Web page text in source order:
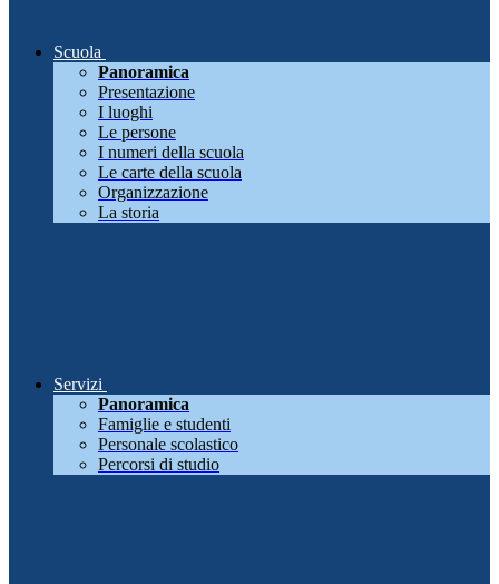
Scuola
Panoramica
Presentazione
I luoghi
Le persone
I numeri della scuola
Le carte della scuola
Organizzazione
La storia
Servizi
Panoramica
Famiglie e studenti
Personale scolastico
Percorsi di studio